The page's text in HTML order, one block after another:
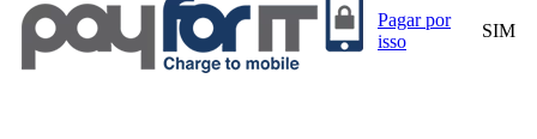
Pagar por
isso
SIM